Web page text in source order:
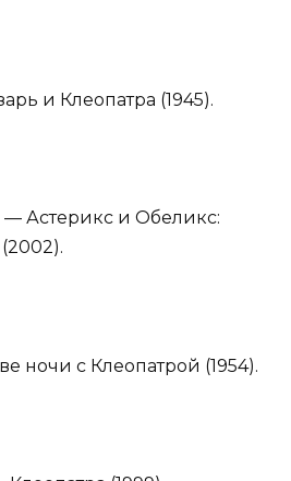
и Клеопатра (1945).
Астерикс и Обеликс:
ночи с Клеопатрой (1954).